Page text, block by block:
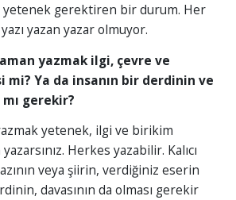
yetenek gerektiren bir durum. Her
yazan yazar olmuyor.
yazmak ilgi, çevre ve
Ya da insanın bir derdinin ve
mı gerekir?
yetenek, ilgi ve birikim
Herkes yazabilir. Kalıcı
veya şiirin, verdiğiniz eserin
davasının da olması gerekir